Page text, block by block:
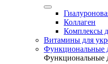
Коллаген
Комплексы
Витамины для
Функциональные
Функциональные